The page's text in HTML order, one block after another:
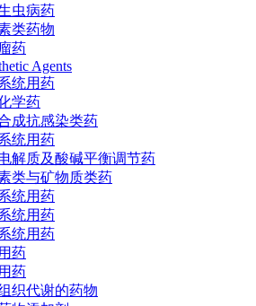
虫病药
类药物
药
Agents
统用药
学药
成抗感染类药
统用药
解质及酸碱平衡调节药
类与矿物质类药
统用药
统用药
统用药
药
药
织代谢的药物